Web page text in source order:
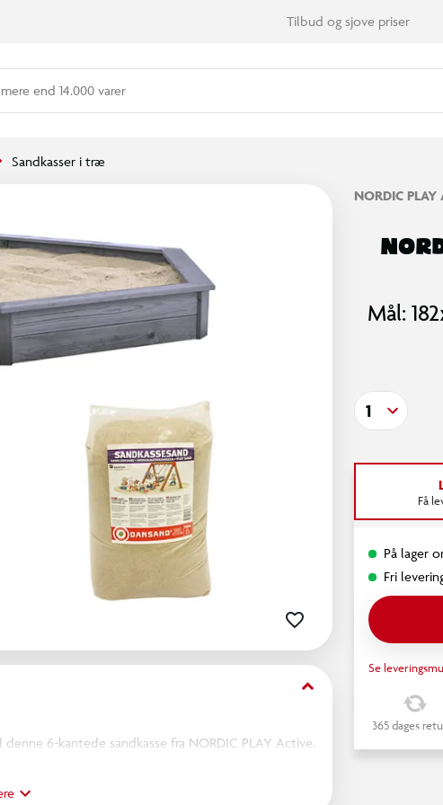
Tilbud og sjove priser
mere end 14.000 varer
Sandkasser i træ
keyboard_arrow_down
6-kantede sandkasse fra NORDIC PLAY Active.
NORDIC PLAY
Mål:
1
Få
På lager
Fri
Se
365 dages